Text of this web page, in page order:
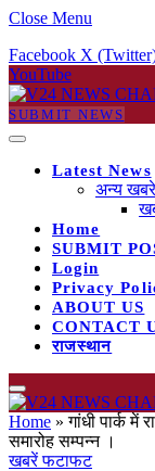
Close Menu
Facebook X
YouTube
SUBMIT NEWS
Latest News
अन्य खबरे
Home
SUBMIT
Login
Privacy
ABOUT US
CONTACT
राजस्थान
Home »गांधी पार्क में
समारोह सम्पन्न ।
खबरें फटाफट